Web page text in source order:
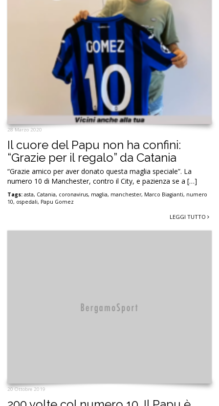
28 Marzo 2020
Il cuore del Papu non ha confini:
“Grazie per il regalo” da Catania
“Grazie amico per aver donato questa maglia speciale”. La
numero 10 di Manchester, contro il City, e pazienza se a […]
Tags: asta, Catania, coronavirus, maglia, manchester, Marco Biagianti, numero
10, ospedali, Papu Gomez
LEGGI TUTTO
20 Ottobre 2019